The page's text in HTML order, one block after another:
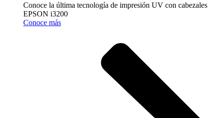
Conoce la última tecnología de impresión UV con cabezales
EPSON i3200
Conoce más